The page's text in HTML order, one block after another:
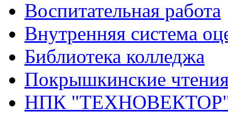
Воспитательная работа
Внутренняя система
Библиотека колледжа
Покрышкинские
НПК